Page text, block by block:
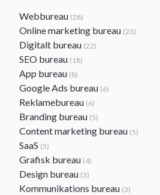
Webbureau (28)
Online marketing bureau (23)
Digitalt bureau (22)
SEO bureau (18)
App bureau (8)
Google Ads bureau (6)
Reklamebureau (6)
Branding bureau (5)
Content marketing bureau (5)
SaaS (5)
Grafisk bureau (4)
Design bureau (3)
Kommunikations bureau (3)